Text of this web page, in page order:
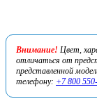
Внимание! Цвет,
отличаться от
представленной
телефону: +7 800